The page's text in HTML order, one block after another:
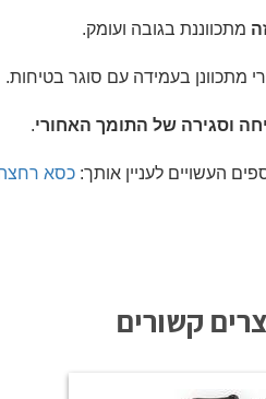
מתכווננת בגובה ועומק.
מתכוונן בעמידה עם סוגר בטיחות.
וסגירה של התומך האחורי.
העשויים לעניין אותך: כסא רחצה
קשורים